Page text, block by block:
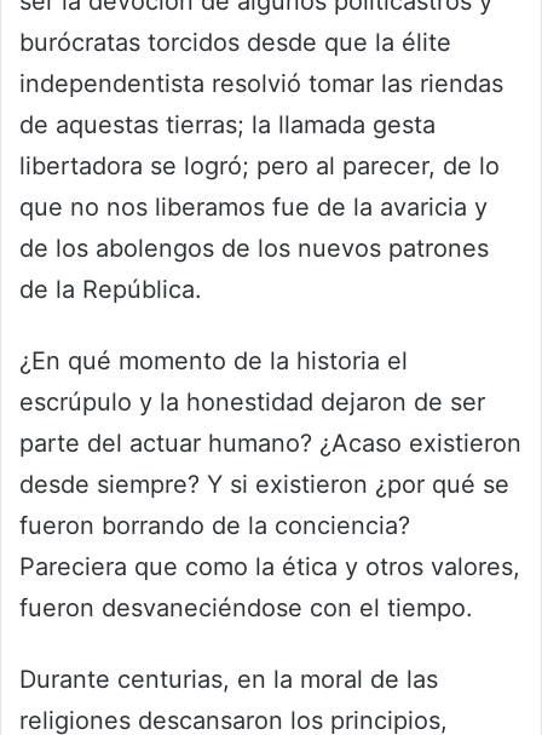
burócratas torcidos desde que la élite
independentista resolvió tomar las riendas
de aquestas tierras; la llamada gesta
libertadora se logró; pero al parecer, de lo
que no nos liberamos fue de la avaricia y
de los abolengos de los nuevos patrones
de la República.
¿En qué momento de la historia el
escrúpulo y la honestidad dejaron de ser
parte del actuar humano? ¿Acaso existieron
desde siempre? Y si existieron ¿por qué se
fueron borrando de la conciencia?
Pareciera que como la ética y otros valores,
fueron desvaneciéndose con el tiempo.
Durante centurias, en la moral de las
religiones descansaron los principios,